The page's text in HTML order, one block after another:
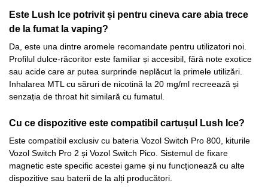
Este Lush Ice potrivit și pentru cineva care abia trece
de la fumat la vaping?
Da, este una dintre aromele recomandate pentru utilizatori noi.
Profilul dulce-răcoritor este familiar și accesibil, fără note exotice
sau acide care ar putea surprinde neplăcut la primele utilizări.
Inhalarea MTL cu săruri de nicotină la 20 mg/ml recreează și
senzația de throat hit similară cu fumatul.
Cu ce dispozitive este compatibil cartușul Lush Ice?
Este compatibil exclusiv cu bateria Vozol Switch Pro 800, kiturile
Vozol Switch Pro 2 și Vozol Switch Pico. Sistemul de fixare
magnetic este specific acestei game și nu funcționează cu alte
dispozitive sau baterii de la alți producători.